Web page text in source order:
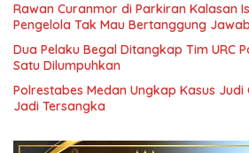
Rawan Curanmor di Parkiran Kalasan
Pengelola Tak Mau Bertanggung Jawab
Dua Pelaku Begal Ditangkap Tim URC
Satu Dilumpuhkan
Polrestabes Medan Ungkap Kasus Judi
Jadi Tersangka